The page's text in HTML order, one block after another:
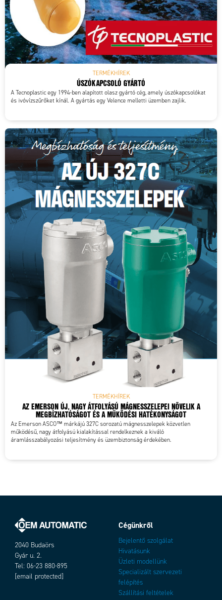
TERMÉKHÍREK
ÚSZÓKAPCSOLÓ GYÁRTÓ
A Tecnoplastic egy 1994-ben alapított olasz gyártó cég, amely úszókapcsolókat
és ivóvízszűrőket kínál. A gyártás egy Velence melletti üzemben zajlik.
TERMÉKHÍREK
AZ EMERSON ÚJ, NAGY ÁTFOLYÁSÚ MÁGNESSZELEPEI NÖVELIK A
MEGBÍZHATÓSÁGOT ÉS A MŰKÖDÉSI HATÉKONYSÁGOT
Az Emerson ASCO™ márkájú 327C sorozatú mágnesszelepek közvetlen
működésű, nagy átfolyású kialakítással rendelkeznek a kiváló
áramlásszabályozási teljesítmény és üzembiztonság érdekében.
2040 Budaörs
Gyár u. 2.
Tel: 06-23 880-895
[email protected]
Cégünkről
Bejelentő szolgálat
Hivatásunk
Üzleti modellünk
Specializált szervezeti
felépítés
Szállítási feltételek